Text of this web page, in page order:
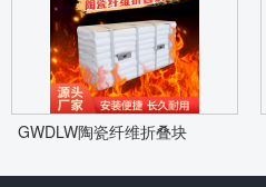
GWDLW陶瓷纤维折叠块